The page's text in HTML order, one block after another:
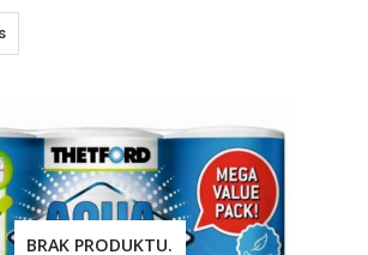
BRAK PRODUKTU.